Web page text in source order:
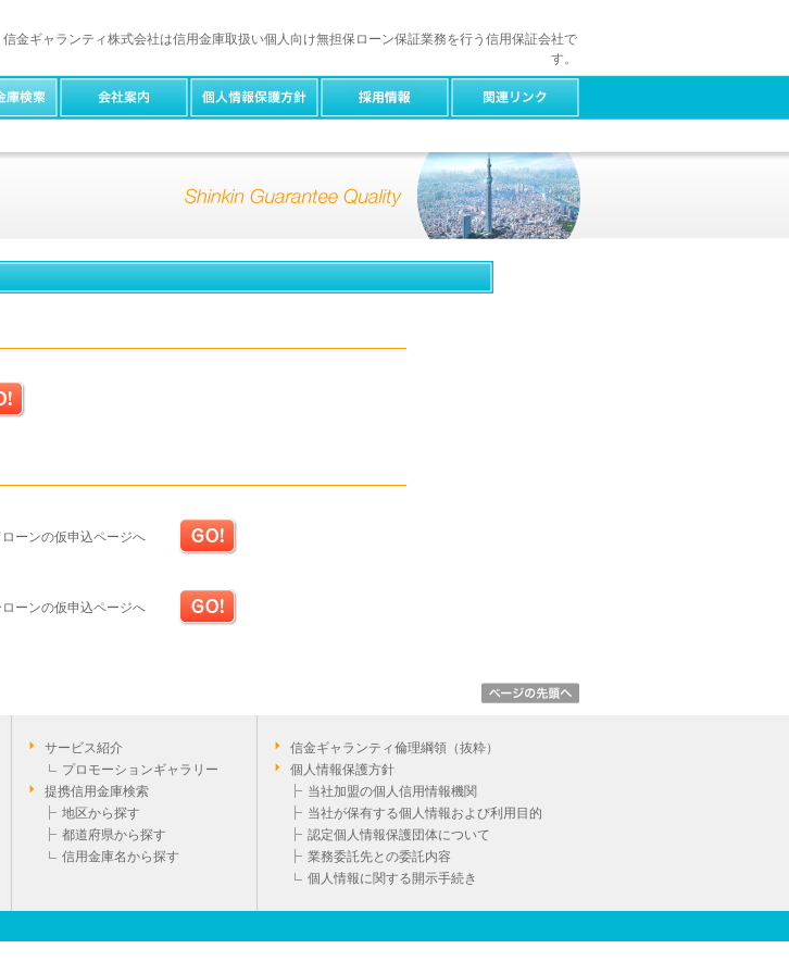
信金ギャランティ株式会社は信用金庫取扱い個人向け無担保ローン保証業務を行う信用保証会社で
す。
ローンの仮申込ページへ
ローンの仮申込ページへ
サービス紹介
プロモーションギャラリー
提携信用金庫検索
地区から探す
都道府県から探す
信用金庫名から探す
信金ギャランティ倫理綱領（抜粋）
個人情報保護方針
当社加盟の個人信用情報機関
当社が保有する個人情報および利用目的
認定個人情報保護団体について
業務委託先との委託内容
個人情報に関する開示手続き